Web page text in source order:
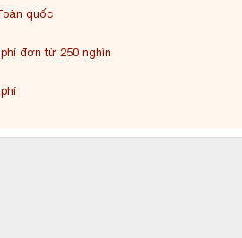
quốc
phí đơn từ 250 nghìn